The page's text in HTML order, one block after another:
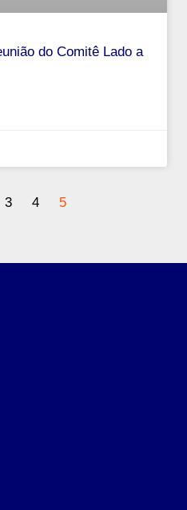
do Comitê Lado a
3 4 5